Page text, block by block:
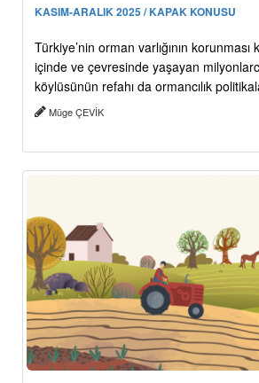
KASIM-ARALIK 2025 / KAPAK KONUSU
Türkiye’nin orman varlığının korunması
içinde ve çevresinde yaşayan
köylüsünün refahı da ormancılık
Müge ÇEVİK